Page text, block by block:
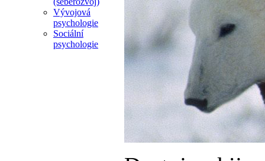
Vývojová
psychologie
Sociální
psychologie